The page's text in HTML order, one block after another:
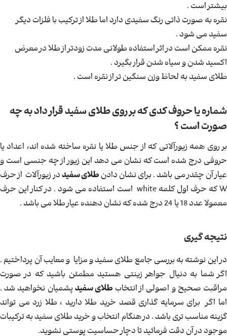
بیشتر است .
نقره به صورت ذاتی رنگ سفیدی دارد اما طلا از ترکیب با فلزات دیگر
سفید می شود .
نقره ممکن است در اثر استفاده طولانی مدت زودتر از طلا در معرض
اکسید شدن و سیاه شدن قرار بگیرد .
طلای سفید به لحاظ وزن سنگین تر از نقره است .
شماره یا حروف کدی که بر روی طلای سفید قرار داد به چه
صورت است ؟
بر روی همه زیورآلاتی که از جنس طلا یا نقره ساخته شده اند، اعداد یا
حروفی درج شده است که نشان می دهد این زیور از چه جنسی است و
عیار آن چقدر می باشد . برای نشان دادن طلای سفیددر زیورآلات از حرف
W که حرف اول کلمه white است استفاده می شود . در کنار این حرف
معمولا عدد 18 یا 24 درج شده که نشان دهنده عیار طلا می باشد .
نتیجه گیری
در این نوشته به بررسی جامع طلای سفید و مزایا و معایب آن پرداختیم .
اگر شما به دنیال جواهر زینتی هستید مطمئن باشید که در صورت
مراقبت صحیح و اصولی از انتخاب طلای سفید پشمیان نخواهید شد .
اما اگر برای سرمایه گذاری قصد خرید طلا دارید ، طلا زرد می تواند
گزینه مناسب تری باشد . در هنگام انتخاب و خرید طلای سفید به ترکیبات
موجود در آن دقت فرمائید تا دچار حساسیت پوستی نشوید.